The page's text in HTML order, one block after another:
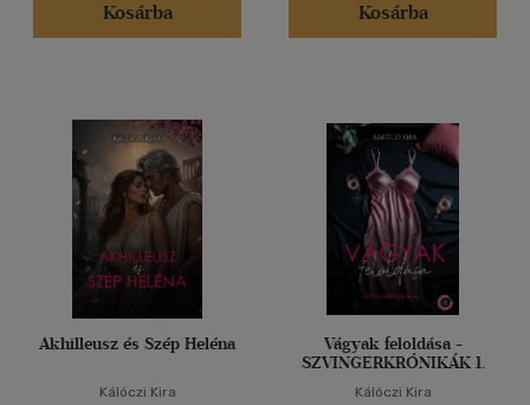
Kosárba
Kosárba
Akhilleusz és Szép Heléna
Kálóczi Kira
Vágyak feloldása -
SZVINGERKRÓNIKÁK 1.
Kálóczi Kira